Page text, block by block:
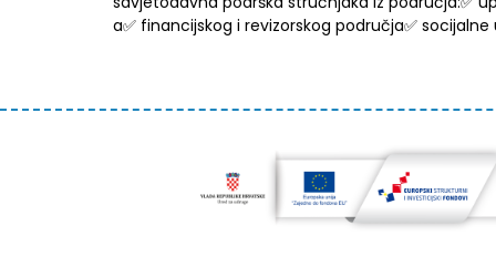
a✅ financijskog i revizorskog područja✅